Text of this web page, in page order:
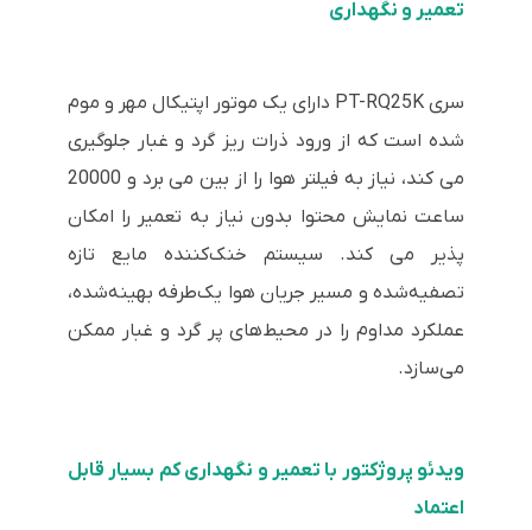
تعمیر و نگهداری
سری PT-RQ25K دارای یک موتور اپتیکال مهر و موم
شده است که از ورود ذرات ریز گرد و غبار جلوگیری
می کند، نیاز به فیلتر هوا را از بین می برد و 20000
ساعت نمایش محتوا بدون نیاز به تعمیر را امکان
پذیر می کند. سیستم خنک‌کننده مایع تازه
تصفیه‌شده و مسیر جریان هوا یک‌طرفه بهینه‌شده،
عملکرد مداوم را در محیط‌های پر گرد و غبار ممکن
می‌سازد.
ویدئو پروژکتور با تعمیر و نگهداری کم بسیار قابل
اعتماد